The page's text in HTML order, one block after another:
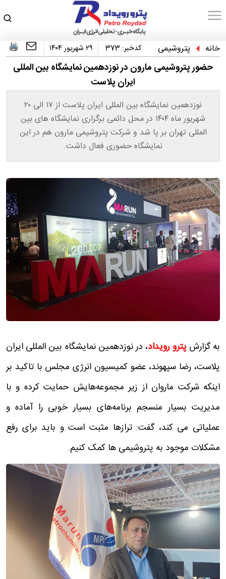
خانه پتروشیمی کدخبر: 373 ۲۹ شهریور ۱۴۰۴
حضور پتروشیمی مارون در نوزدهمین نمایشگاه بین المللی
ایران پلاست
نوزدهمین نمایشگاه بین المللی ایران پلاست از ۱۷ الی ۲۰
شهریور ماه ۱۴۰۴ در محل دائمی برگزاری نمایشگاه های بین
المللی تهران بر پا شد و شرکت پتروشیمی مارون هم در این
نمایشگاه حضوری فعال داشت.
به گزارشپترو رویداد، در نوزدهمین نمایشگاه بین المللی ایران
پلاست، رضا سپهوند، عضو کمیسیون انرژی مجلس با تاکید بر
اینکه شرکت ماروان از زیر مجموعه‌هایش حمایت کرده و با
مدیریت بسیار منسجم برنامه‌های بسیار خوبی را آماده و
عملیاتی می کند، ‌گفت: ترازها مثبت است و باید برای رفع
مشکلات موجود به پتروشیمی ها کمک کنیم.